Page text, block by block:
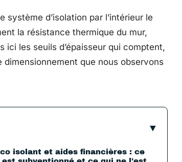
d’isolation par l’intérieur le
la résistance thermique du mur,
les seuils d’épaisseur qui comptent,
que nous observons
isolant et aides financières : ce